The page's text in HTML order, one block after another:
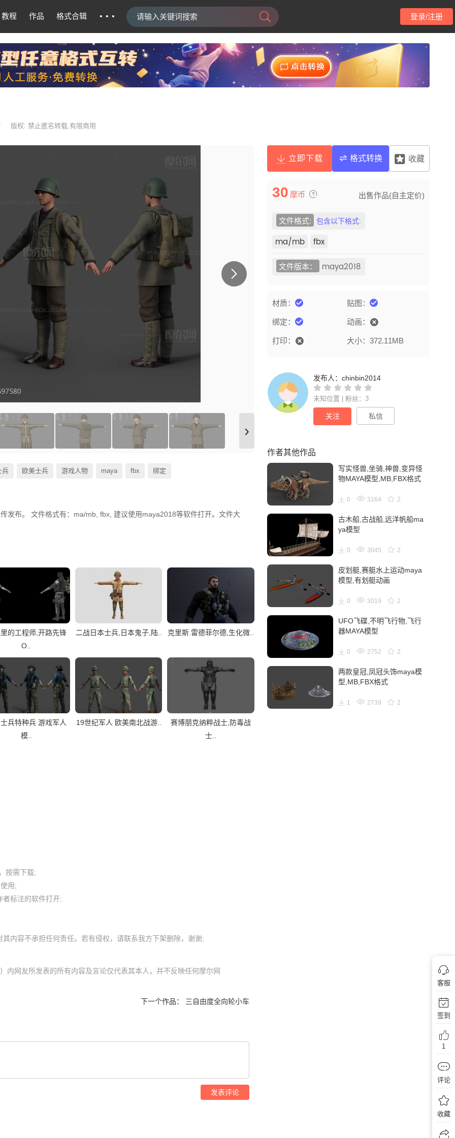
教程 作品 格式合辑 ··· 登录/注册
版权: 禁止匿名转载,有限商用
›
兵 欧美士兵 游戏人物 maya fbx 绑定
发布。 文件格式有：ma/mb, fbx, 建议使用maya2018等软件打开。文件大
的工程师,开路先锋
O..
二战日本士兵,日本鬼子,陆.. 克里斯.雷德菲尔德,生化微..
兵特种兵 游戏军人
模..
19世纪军人 欧美南北战游..
赛博朋克纳粹战士,防毒战
士..
按需下载;
用;
者标注的软件打开;
网友所发表的所有内容及言论仅代表其本人，并不反映任何摩尔网
下一个作品： 三自由度全向轮小车
发表评论
立即下载 格式转换 收藏
30 摩币 出售作品(自主定价)
文件格式: 包含以下格式:
ma/mb fbx
文件版本： maya2018
材质： 贴图：
绑定： 动画：
打印： 大小：372.11MB
发布人：chinbin2014
未知位置 | 粉丝：3
关注 私信
作者其他作品
写实怪兽,坐骑,神兽,变异怪
物MAYA模型,MB,FBX格式
0 3164 2
古木船,古战船,远洋帆船ma
ya模型
0 3045 2
皮划艇,赛艇水上运动maya
模型,有划艇动画
0 3019 2
UFO飞碟,不明飞行物,飞行
器MAYA模型
0 2752 2
两款皇冠,凤冠头饰maya模
型,MB,FBX格式
1 2739 2
客服
签到
1
评论
收藏